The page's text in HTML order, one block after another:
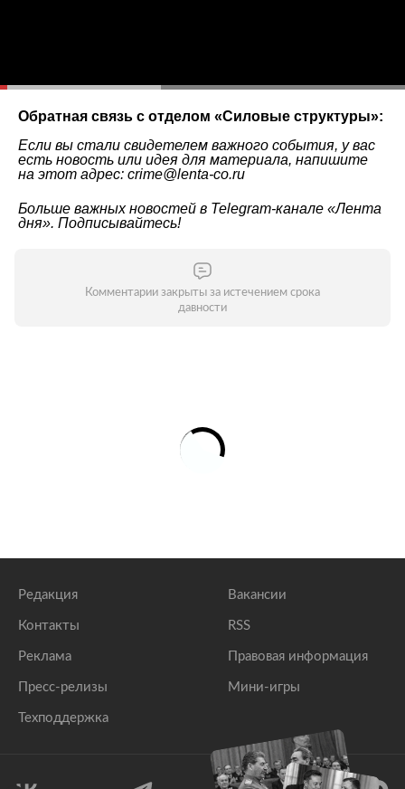
Обратная связь с отделом «Силовые структуры»:
Если вы стали свидетелем важного события, у вас
есть новость или идея для материала, напишите
на этот адрес: crime@lenta-co.ru
Больше важных новостей в Telegram-канале «Лента
дня». Подписывайтесь!
Комментарии закрыты за истечением срока
давности
Редакция
Контакты
Реклама
Пресс-релизы
Техподдержка
Вакансии
RSS
Правовая информация
Мини-игры